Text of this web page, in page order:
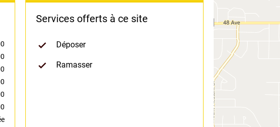
Services offerts à ce site
Déposer
Ramasser